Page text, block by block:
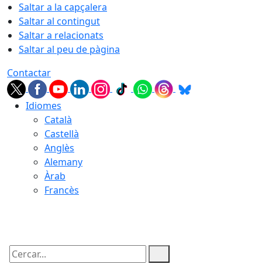
Saltar a la capçalera
Saltar al contingut
Saltar a relacionats
Saltar al peu de pàgina
Contactar
Idiomes
Català
Castellà
Anglès
Alemany
Àrab
Francès
Cercar: